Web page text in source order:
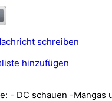
schreiben
hinzufügen
- DC schauen -